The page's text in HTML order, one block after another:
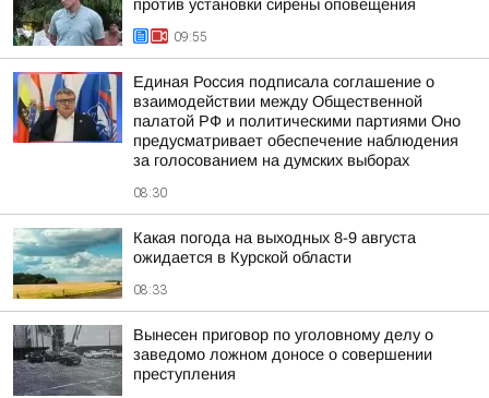
против установки сирены оповещения
09:55
Единая Россия подписала соглашение о
взаимодействии между Общественной
палатой РФ и политическими партиями Оно
предусматривает обеспечение наблюдения
за голосованием на думских выборах
08:30
Какая погода на выходных 8-9 августа
ожидается в Курской области
08:33
Вынесен приговор по уголовному делу о
заведомо ложном доносе о совершении
преступления